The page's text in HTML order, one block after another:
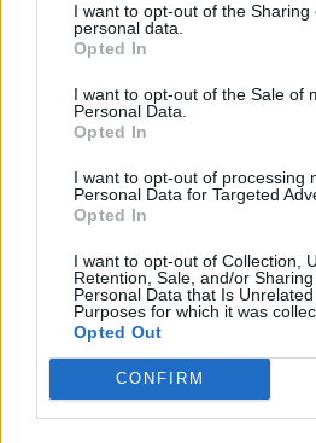
I want to opt-out of the Sharing
personal data.
Opted In
I want to opt-out of the Sale of
Personal Data.
Opted In
I want to opt-out of processing
Personal Data for Targeted
Opted In
I want to opt-out of Collection,
Retention, Sale, and/or
Personal Data that Is
Purposes for which it was
Opted Out
CONFIRM
στην αγορά.
δυναμικής και των
σημαντική ανάπτυξη στον
private equity, με την
επιχειρήσεων τεχνητής
κύκλουεπιχειρηματικών
capital). Αυτό υποδηλώνει
υπάρξει αύξηση των
επόμενα χρόνια, καθώς οι
ωριμάζουν στον χώρο των